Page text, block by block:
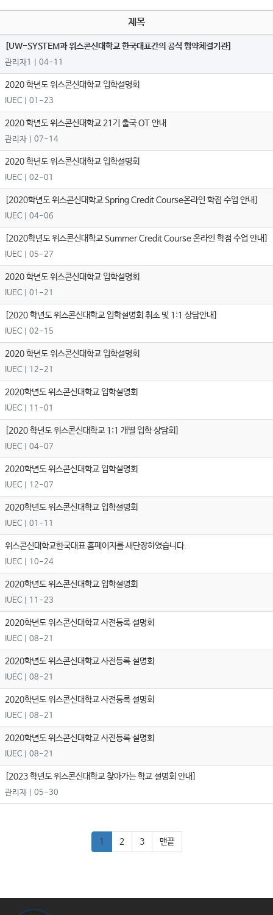
제목
[UW-SYSTEM과 위스콘신대학교 한국대표간의 공식 협약체결기관]
관리자1 | 04-11
2020 학년도 위스콘신대학교 입학설명회
IUEC | 01-23
2020 학년도 위스콘신대학교 21기 출국 OT 안내
관리자 | 07-14
2020 학년도 위스콘신대학교 입학설명회
IUEC | 02-01
[2020학년도 위스콘신대학교 Spring Credit Course온라인 학점 수업 안내]
IUEC | 04-06
[2020학년도 위스콘신대학교 Summer Credit Course 온라인 학점 수업 안내]
IUEC | 05-27
2020 학년도 위스콘신대학교 입학설명회
IUEC | 01-21
[2020 학년도 위스콘신대학교 입학설명회 취소 및 1:1 상담안내]
IUEC | 02-15
2020 학년도 위스콘신대학교 입학설명회
IUEC | 12-21
2020학년도 위스콘신대학교 입학설명회
IUEC | 11-01
[2020 학년도 위스콘신대학교 1:1 개별 입학 상담회]
IUEC | 04-07
2020학년도 위스콘신대학교 입학설명회
IUEC | 12-07
2020학년도 위스콘신대학교 입학설명회
IUEC | 01-11
위스콘신대학교한국대표 홈페이지를 새단장하였습니다.
IUEC | 10-24
2020학년도 위스콘신대학교 입학설명회
IUEC | 11-23
2020학년도 위스콘신대학교 사전등록 설명회
IUEC | 08-21
2020학년도 위스콘신대학교 사전등록 설명회
IUEC | 08-21
2020학년도 위스콘신대학교 사전등록 설명회
IUEC | 08-21
2020학년도 위스콘신대학교 사전등록 설명회
IUEC | 08-21
[2023 학년도 위스콘신대학교 찾아가는 학교 설명회 안내]
관리자 | 05-30
1 2 3 맨끝